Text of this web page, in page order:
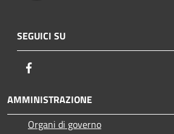
SEGUICI SU
AMMINISTRAZIONE
Organi di governo